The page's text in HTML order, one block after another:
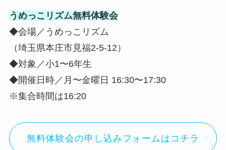
うめっこリズム無料体験会
◆会場／うめっこリズム
（埼玉県本庄市見福2-5-12）
◆対象／小1〜6年生
◆開催日時／月〜金曜日 16:30〜17:30
※集合時間は16:20
無料体験会の申し込みフォームはコチラ